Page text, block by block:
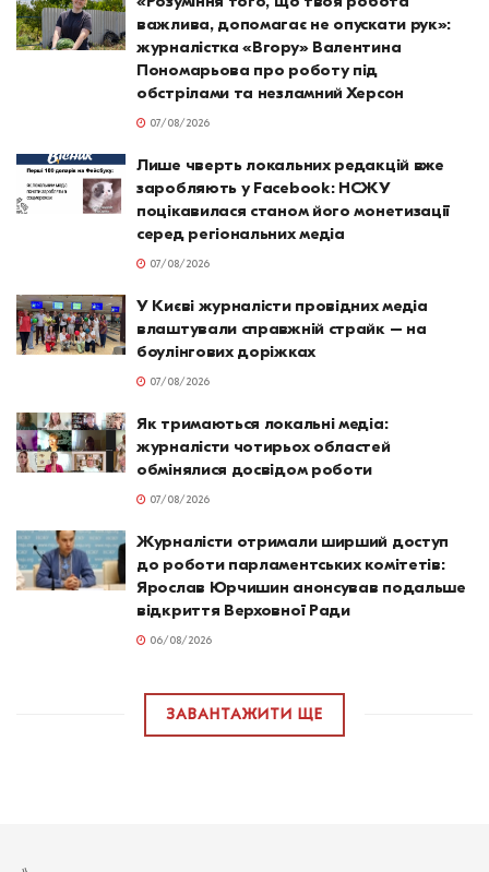
важлива, допомагає не опускати рук»:
журналістка «Вгору» Валентина
Пономарьова про роботу під
обстрілами та незламний Херсон
07/08/2026
Лише чверть локальних редакцій вже
заробляють у Facebook: НСЖУ
поцікавилася станом його монетизації
серед регіональних медіа
07/08/2026
У Києві журналісти провідних медіа
влаштували справжній страйк – на
боулінгових доріжках
07/08/2026
Як тримаються локальні медіа:
журналісти чотирьох областей
обмінялися досвідом роботи
07/08/2026
Журналісти отримали ширший доступ
до роботи парламентських комітетів:
Ярослав Юрчишин анонсував подальше
відкриття Верховної Ради
06/08/2026
ЗАВАНТАЖИТИ ЩЕ